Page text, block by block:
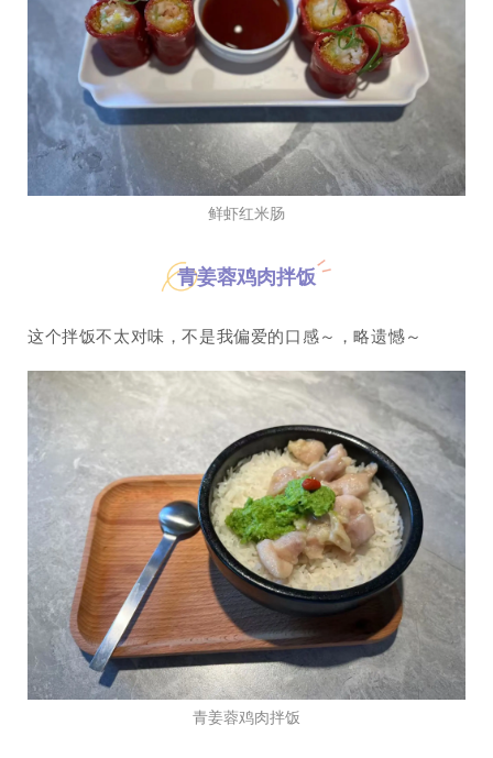
鲜虾红米肠
青姜蓉鸡肉拌饭
这个拌饭不太对味，不是我偏爱的口感～，略遗憾～
青姜蓉鸡肉拌饭